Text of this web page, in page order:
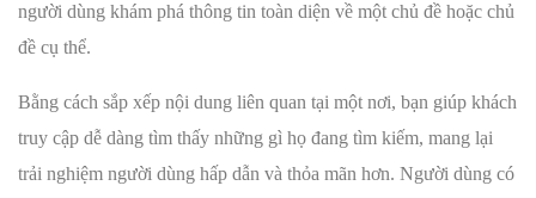
người dùng khám phá thông tin toàn diện về một chủ đề hoặc chủ
đề cụ thể.
Bằng cách sắp xếp nội dung liên quan tại một nơi, bạn giúp khách
truy cập dễ dàng tìm thấy những gì họ đang tìm kiếm, mang lại
trải nghiệm người dùng hấp dẫn và thỏa mãn hơn. Người dùng có